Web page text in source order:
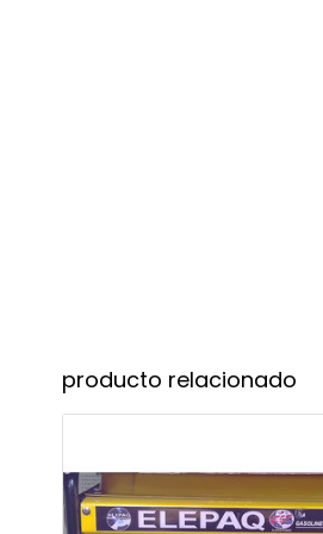
producto relacionado